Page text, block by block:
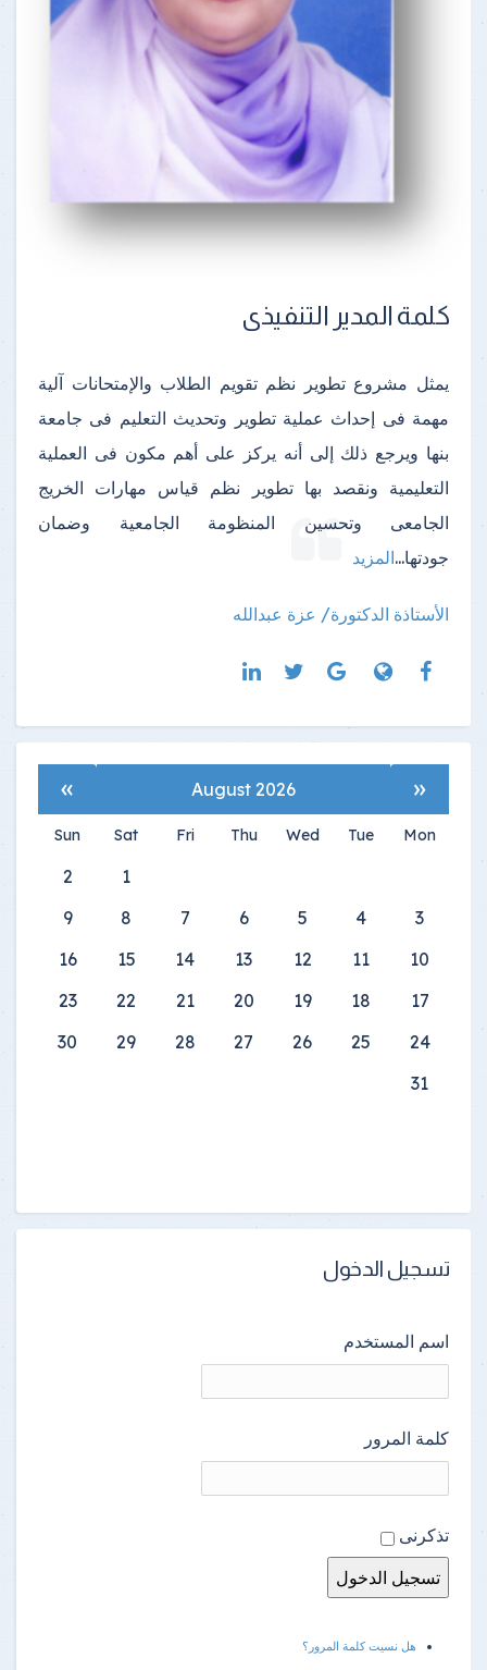
كلمة المدير التنفيذى
يمثل مشروع تطوير نظم تقويم الطلاب والإمتحانات آلية
مهمة فى إحداث عملية تطوير وتحديث التعليم فى جامعة
بنها ويرجع ذلك إلى أنه يركز على أهم مكون فى العملية
التعليمية ونقصد بها تطوير نظم قياس مهارات الخريج
الجامعى وتحسين المنظومة الجامعية وضمان
جودتها...المزيد
الأستاذة الدكتورة/ عزة عبدالله
«
August 2026
»
Mon
Tue
Wed
Thu
Fri
Sat
Sun
1
2
3
4
5
6
7
8
9
10
11
12
13
14
15
16
17
18
19
20
21
22
23
24
25
26
27
28
29
30
31
تسجيل الدخول
اسم المستخدم
كلمة المرور
تذكرنى
هل نسيت كلمة المرور؟